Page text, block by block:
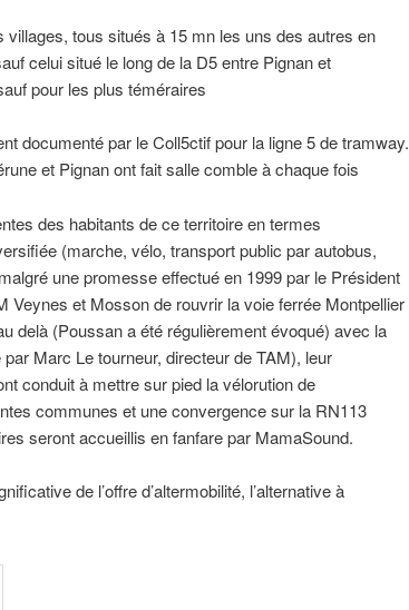
tous situés à 15 mn les uns des autres en
celui situé le long de la D5 entre Pignan et
pour les plus téméraires
documenté par le Coll5ctif pour la ligne 5 de tramway.
et Pignan ont fait salle comble à chaque fois
des habitants de ce territoire en termes
(marche, vélo, transport public par autobus,
une promesse effectué en 1999 par le Président
Veynes et Mosson de rouvrir la voie ferrée Montpellier
delà (Poussan a été régulièrement évoqué) avec la
Marc Le tourneur, directeur de TAM), leur
conduit à mettre sur pied la vélorution de
communes et une convergence sur la RN113
seront accueillis en fanfare par MamaSound.
de l’offre d’altermobilité, l’alternative à